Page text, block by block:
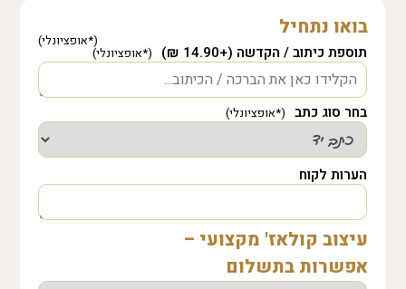
בואו נתחיל
תוספת כיתוב / הקדשה (+14.90 ₪)
בחר סוג כתב
הערות לקוח
עיצוב קולאז' מקצועי –
אפשרות בתשלום